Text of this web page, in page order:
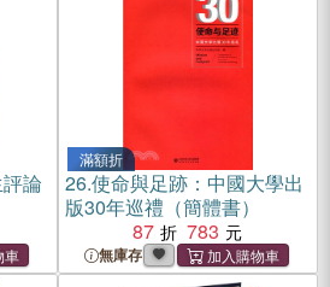
論
滿額折
26.使命與足跡：中國大學出
版30年巡禮（簡體書）
87
783
無庫存